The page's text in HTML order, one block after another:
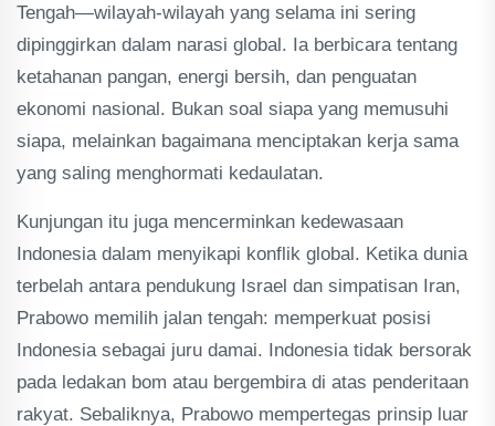
Tengah—wilayah-wilayah yang selama ini sering
dipinggirkan dalam narasi global. Ia berbicara tentang
ketahanan pangan, energi bersih, dan penguatan
ekonomi nasional. Bukan soal siapa yang memusuhi
siapa, melainkan bagaimana menciptakan kerja sama
yang saling menghormati kedaulatan.
Kunjungan itu juga mencerminkan kedewasaan
Indonesia dalam menyikapi konflik global. Ketika dunia
terbelah antara pendukung Israel dan simpatisan Iran,
Prabowo memilih jalan tengah: memperkuat posisi
Indonesia sebagai juru damai. Indonesia tidak bersorak
pada ledakan bom atau bergembira di atas penderitaan
rakyat. Sebaliknya, Prabowo mempertegas prinsip luar